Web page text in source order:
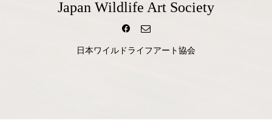
Japan Wildlife Art Society
日本ワイルドライフアート協会